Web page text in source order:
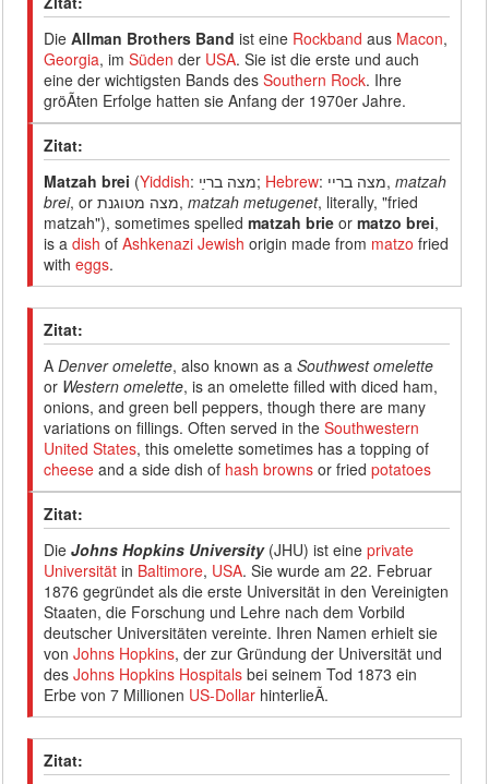
DieAllman Brothers Band ist eine Rockband aus Macon,
Georgia, imSüden der USA. Sie ist die erste und auch
eine der wichtigsten Bands desSouthern Rock. Ihre
gröÃten Erfolge hatten sie Anfang der 1970er Jahre.
Zitat:
Matzah brei (Yiddish : מצה ברײַ; Hebrew : מצה בריי‎,matzah
brei
, or מצה מטוגנת,matzah metugenet, literally, "fried
matzah"), sometimes spelledmatzah brie ormatzo brei,
is adish ofAshkenazi Jewish origin made from matzo fried
witheggs.
Zitat:
ADenver omelette, also known as aSouthwest omelette
or Western omelette, is an omelette filled with diced ham,
onions, and green bell peppers, though there are many
variations on fillings. Often served in theSouthwestern
United States, this omelette sometimes has a topping of
cheese and a side dish of hash browns or friedpotatoes
Zitat:
DieJohns Hopkins University(JHU) ist eineprivate
Universität in Baltimore, USA. Sie wurde am 22. Februar
1876 gegründet als die erste Universität in den Vereinigten
Staaten, die Forschung und Lehre nach dem Vorbild
deutscher Universitäten vereinte. Ihren Namen erhielt sie
vonJohns Hopkins, der zur Gründung der Universität und
desJohns Hopkins Hospitals bei seinem Tod 1873 ein
Erbe von 7 Millionen US-Dollar hinterlieÃ.
Zitat: